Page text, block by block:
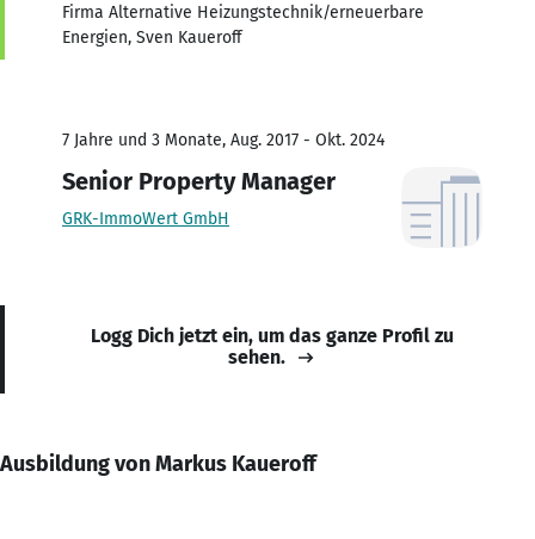
Firma Alternative Heizungstechnik/erneuerbare
Energien, Sven Kaueroff
7 Jahre und 3 Monate, Aug. 2017 - Okt. 2024
Senior Property Manager
GRK-ImmoWert GmbH
Logg Dich jetzt ein, um das ganze Profil zu
sehen.
Ausbildung von Markus Kaueroff